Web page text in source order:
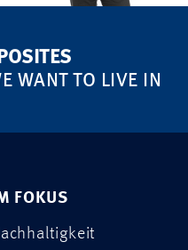
WANT TO LIVE IN
FOKUS